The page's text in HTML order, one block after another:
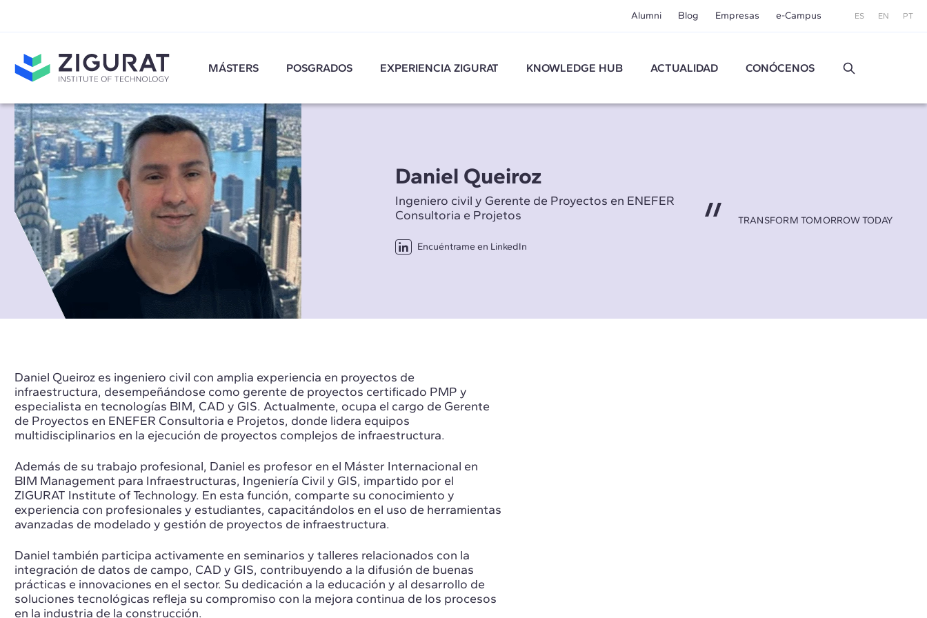
Alumni Blog Empresas e-Campus ES EN PT
MÁSTERS POSGRADOS EXPERIENCIA ZIGURAT KNOWLEDGE HUB ACTUALIDAD CONÓCENOS
Daniel Queiroz
Ingeniero civil y Gerente de Proyectos en ENEFER
Consultoria e Projetos
Encuéntrame en LinkedIn
TRANSFORM TOMORROW TODAY
Daniel Queiroz es ingeniero civil con amplia experiencia en proyectos de
infraestructura, desempeñándose como gerente de proyectos certificado PMP y
especialista en tecnologías BIM, CAD y GIS. Actualmente, ocupa el cargo de Gerente
de Proyectos en ENEFER Consultoria e Projetos, donde lidera equipos
multidisciplinarios en la ejecución de proyectos complejos de infraestructura.
Además de su trabajo profesional, Daniel es profesor en el Máster Internacional en
BIM Management para Infraestructuras, Ingeniería Civil y GIS, impartido por el
ZIGURAT Institute of Technology. En esta función, comparte su conocimiento y
experiencia con profesionales y estudiantes, capacitándolos en el uso de herramientas
avanzadas de modelado y gestión de proyectos de infraestructura.
Daniel también participa activamente en seminarios y talleres relacionados con la
integración de datos de campo, CAD y GIS, contribuyendo a la difusión de buenas
prácticas e innovaciones en el sector. Su dedicación a la educación y al desarrollo de
soluciones tecnológicas refleja su compromiso con la mejora continua de los procesos
en la industria de la construcción.